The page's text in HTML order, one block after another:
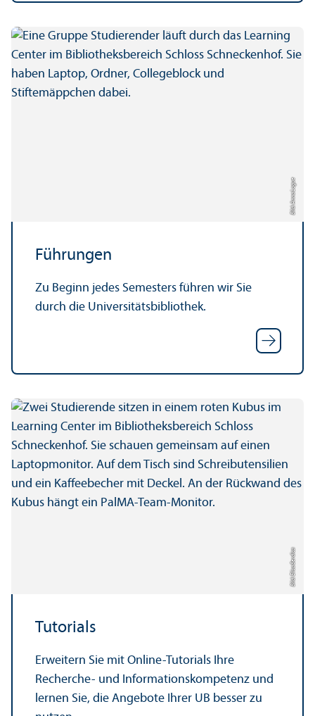
Bild: Anna Logue
Führungen
Zu Beginn jedes Semesters führen wir Sie
durch die Universitäts­bibliothek.
Bild: Elisa Berdica
Tutorials
Erweitern Sie mit Online-Tutorials Ihre
Recherche- und Informations­kompetenz und
lernen Sie, die Angebote Ihrer UB besser zu